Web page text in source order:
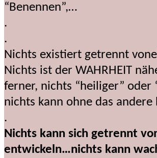
“Benennen”,…
.
.
Nichts existiert getrennt
Nichts ist der WAHRHEIT
ferner, nichts “heiliger” oder
nichts kann ohne das
.
Nichts kann sich getrennt
entwickeln…nichts kann